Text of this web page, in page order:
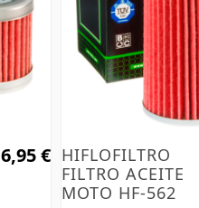
6,95 € HIFLOFILTRO
FILTRO ACEITE
MOTO HF-562